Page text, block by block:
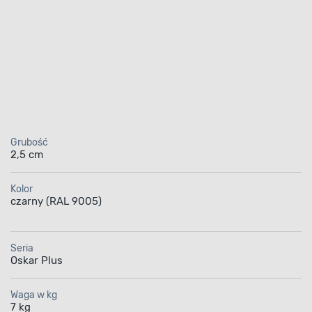
Grubość
2,5 cm
Kolor
czarny (RAL 9005)
Seria
Oskar Plus
Waga w kg
7 kg